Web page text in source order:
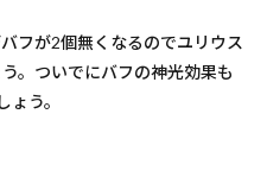
フが2個無くなるのでユリウス
。ついでにバフの神光効果も
う。